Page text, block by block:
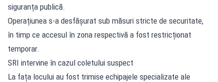
siguranța publică.
Operațiunea s-a desfășurat sub măsuri stricte de securitate,
în timp ce accesul în zona respectivă a fost restricționat
temporar.
SRI intervine în cazul coletului suspect
La fața locului au fost trimise echipajele specializate ale